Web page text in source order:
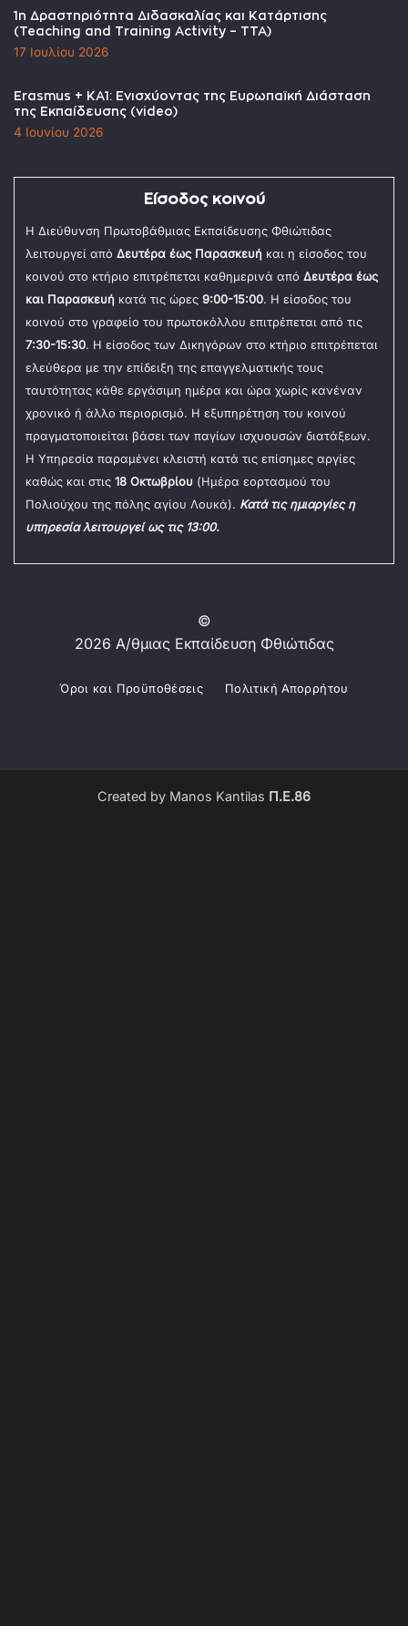
1η Δραστηριότητα Διδασκαλίας και Κατάρτισης
(Teaching and Training Activity – TTA)
17 Ιουλίου 2026
Erasmus + KA1: Ενισχύοντας της Ευρωπαϊκή Διάσταση
της Εκπαίδευσης (video)
4 Ιουνίου 2026
Είσοδος κοινού
Η Διεύθυνση Πρωτοβάθμιας Εκπαίδευσης Φθιώτιδας
λειτουργεί από Δευτέρα έως Παρασκευή και η είσοδος του
κοινού στο κτήριο επιτρέπεται καθημερινά από Δευτέρα έως
και Παρασκευή κατά τις ώρες 9:00-15:00. Η είσοδος του
κοινού στο γραφείο του πρωτοκόλλου επιτρέπεται από τις
7:30-15:30. Η είσοδος των Δικηγόρων στο κτήριο επιτρέπεται
ελεύθερα με την επίδειξη της επαγγελματικής τους
ταυτότητας κάθε εργάσιμη ημέρα και ώρα χωρίς κανέναν
χρονικό ή άλλο περιορισμό. Η εξυπηρέτηση του κοινού
πραγματοποιείται βάσει των παγίων ισχυουσών διατάξεων.
Η Υπηρεσία παραμένει κλειστή κατά τις επίσημες αργίες
καθώς και στις 18 Οκτωβρίου (Ημέρα εορτασμού του
Πολιούχου της πόλης αγίου Λουκά). Κατά τις ημιαργίες η
υπηρεσία λειτουργεί ως τις 13:00.
©
2026 Α/θμιας Εκπαίδευση Φθιώτιδας
Όροι και Προϋποθέσεις Πολιτική Απορρήτου
Created by Manos Kantilas Π.Ε.86